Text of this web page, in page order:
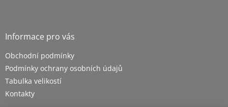
Informace pro vás
Obchodní podmínky
Podmínky ochrany osobních údajů
Tabulka velikostí
Kontakty